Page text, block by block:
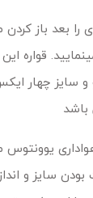
را بعد باز
قواره
بودن سایز و